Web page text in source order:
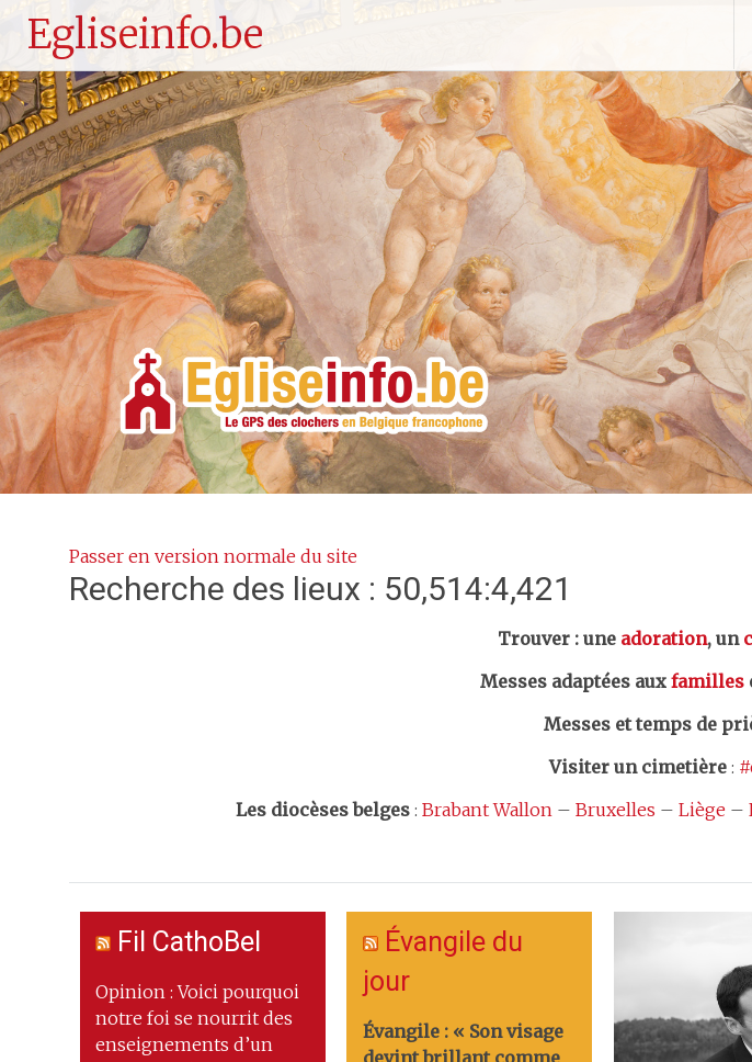
Egliseinfo.be
Passer en version normale du site
Recherche des lieux : 50,514:4,421
Trouver : une adoration, un
Messes adaptées aux familles
Messes et temps de
Visiter un cimetière :
Les diocèses belges : Brabant Wallon – Bruxelles – Liège –
Fil CathoBel
Opinion : Voici pourquoi
notre foi se nourrit des
enseignements d’un
Évangile du
jour
Évangile : « Son visage
devint brillant comme